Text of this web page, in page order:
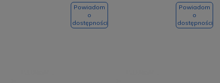
Powiadom
o
dostępności
Powiadom
o
dostępności